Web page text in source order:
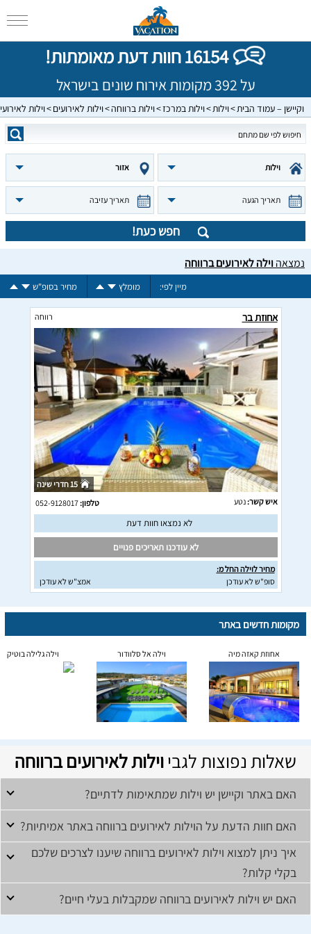
16154 חוות דעת מאומתות!
על 392 מקומות אירוח שונים בישראל
וקיישן – עמוד הבית וילות וילות במרכז וילות ברווחה וילות לאירועים וילות
וילות אזור
תאריך הגעה תאריך עזיבה
חפש כעת!
נמצאהוילה לאירועים ברווחה
מיין לפי: מומלץ מחיר בסופ"ש
אחוזת בר רווחה
15 חדרי שינה
איש קשר:נטע טלפון:052-9128017
לא נמצאו חוות דעת
לא עודכנו תאריכים פנויים
מחיר לוילה החל מ:
סופ"ש לא עודכן
אמצ"ש לא עודכן
מקומות חדשים באתר
אחוזת קאזה מיה וילה אל סלוודור וילה גלילה בוטיק
שאלות נפוצות לגביוילות לאירועים ברווחה
האם באתר וקיישן יש וילות שמתאימות לדתיים?
האם חוות הדעת על הוילות לאירועים ברווחה באתר אמיתיות?
איך ניתן למצוא וילות לאירועים ברווחה שיענו לצרכים שלכם
בקלי קלות?
האם יש וילות לאירועים ברווחה שמקבלות בעלי חיים?